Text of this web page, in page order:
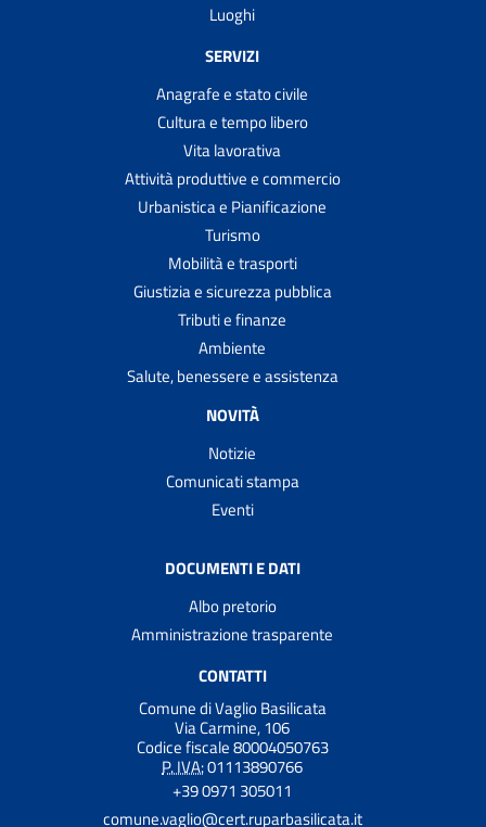
Luoghi
SERVIZI
Anagrafe e stato civile
Cultura e tempo libero
Vita lavorativa
Attività produttive e commercio
Urbanistica e Pianificazione
Turismo
Mobilità e trasporti
Giustizia e sicurezza pubblica
Tributi e finanze
Ambiente
Salute, benessere e assistenza
NOVITÀ
Notizie
Comunicati stampa
Eventi
DOCUMENTI E DATI
Albo pretorio
Amministrazione trasparente
CONTATTI
Comune di Vaglio Basilicata
Via Carmine, 106
Codice fiscale 80004050763
P. IVA:01113890766
+39 0971 305011
comune.vaglio@cert.ruparbasilicata.it